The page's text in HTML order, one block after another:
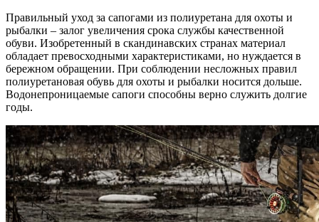
Правильный уход за сапогами из полиуретана для охоты и
рыбалки – залог увеличения срока службы качественной
обуви. Изобретенный в скандинавских странах материал
обладает превосходными характеристиками, но нуждается в
бережном обращении. При соблюдении несложных правил
полиуретановая обувь для охоты и рыбалки носится дольше.
Водонепроницаемые сапоги способны верно служить долгие
годы.